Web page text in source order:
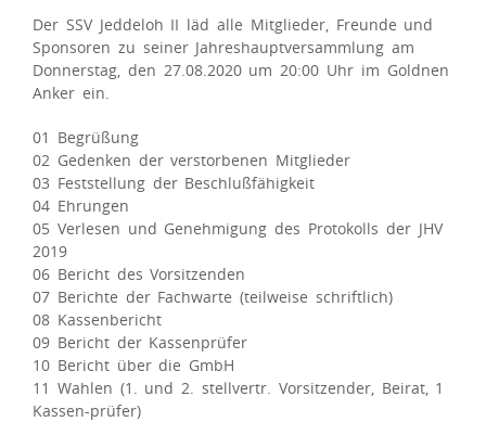
Der SSV Jeddeloh II läd alle Mitglieder, Freunde und
Sponsoren zu seiner Jahreshauptversammlung am
Donnerstag, den 27.08.2020 um 20:00 Uhr im Goldnen
Anker ein.
01 Begrüßung
02 Gedenken der verstorbenen Mitglieder
03 Feststellung der Beschlußfähigkeit
04 Ehrungen
05 Verlesen und Genehmigung des Protokolls der JHV
2019
06 Bericht des Vorsitzenden
07 Berichte der Fachwarte (teilweise schriftlich)
08 Kassenbericht
09 Bericht der Kassenprüfer
10 Bericht über die GmbH
11 Wahlen (1. und 2. stellvertr. Vorsitzender, Beirat, 1
Kassen-prüfer)